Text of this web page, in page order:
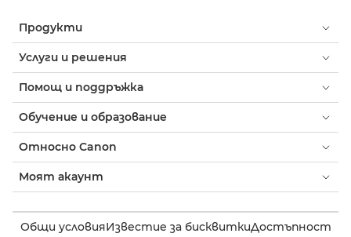
Продукти
Услуги и решения
Помощ и поддръжка
Обучение и образование
Относно Canon
Моят акаунт
Общи условияИзвестие за бисквиткиДостъпност